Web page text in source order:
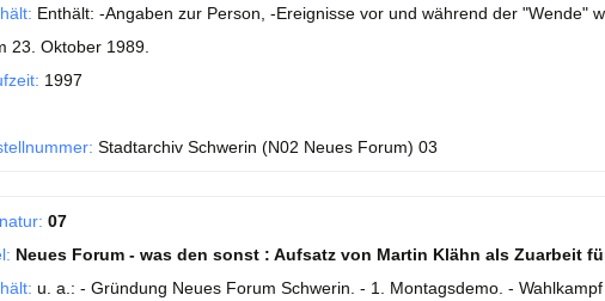
Enthält: -Angaben zur Person, -Ereignisse vor und während der "Wende"
23. Oktober 1989.
1997
Stadtarchiv Schwerin (N02 Neues Forum) 03
07
Neues Forum - was den sonst : Aufsatz von Martin Klähn als Zuarbeit
u. a.: - Gründung Neues Forum Schwerin. - 1. Montagsdemo. -